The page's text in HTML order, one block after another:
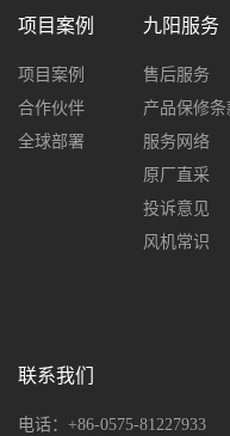
项目案例
项目案例
合作伙伴
全球部署
九阳服务
售后服务
产品保修条
服务网络
原厂直采
投诉意见
风机常识
联系我们
电话：+86-0575-81227933